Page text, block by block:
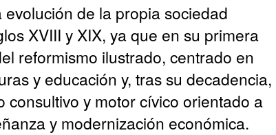
de la propia sociedad
XVIII y XIX, ya que en su primera
reformismo ilustrado, centrado en
y educación y, tras su decadencia,
consultivo y motor cívico orientado a
y modernización económica.